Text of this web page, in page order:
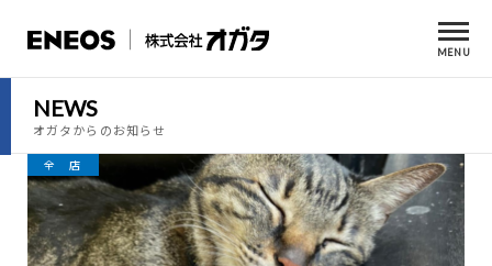
MENU
NEWS
オガタからのお知らせ
全 店